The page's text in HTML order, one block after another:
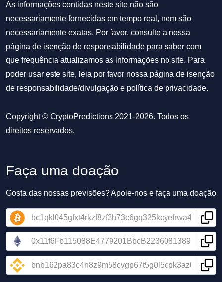
As informações contidas neste site não são
necessariamente fornecidas em tempo real, nem são
necessariamente exatas. Por favor, consulte a nossa
página de isenção de responsabilidade para saber com
que frequência atualizamos as informações no site. Para
poder usar este site, leia por favor nossa página de isenção
de responsabilidade/divulgação e política de privacidade.
Copyright © CryptoPredictions 2021-2026. Todos os
direitos reservados.
Faça uma doação
Gosta das nossas previsões? Apoie-nos e faça uma doação